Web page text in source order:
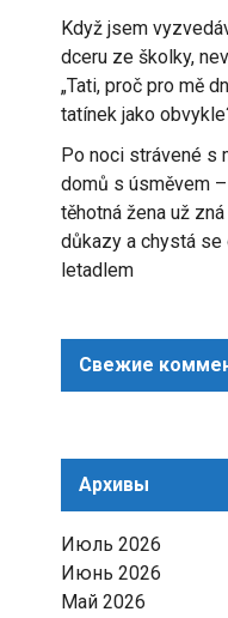
Když jsem
dceru ze školky,
„Tati, proč pro mě
tatínek jako
Po noci strávené s
domů s úsměvem
těhotná žena už
důkazy a chystá
letadlem
Свежие
Архивы
Июль 2026
Июнь 2026
Май 2026